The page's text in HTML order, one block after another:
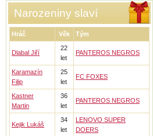
Narozeniny slaví
Hráč Věk Tým
Dlabal Jiří
22
let
PANTEROS NEGROS
Karamazín
Filip
25
let
FC FOXES
Kastner
Martin
36
let
PANTEROS NEGROS
Kejik Lukáš
34
let
LENOVO SUPER
DOERS